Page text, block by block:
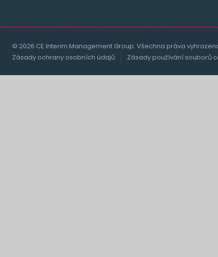
© 2026 CE Interim Management Group. Všechna práva
Zásady ochrany osobních údajů
Zásady používání souborů